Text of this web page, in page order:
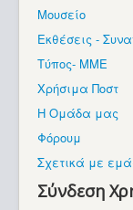
Βρίσκεστε
Μουσείο
Εκθέσεις -
Τύπος- ΜΜΕ
Χρήσιμα Ποστ
Η Ομάδα μας
Φόρουμ
Σχετικά με
Σύνδεση